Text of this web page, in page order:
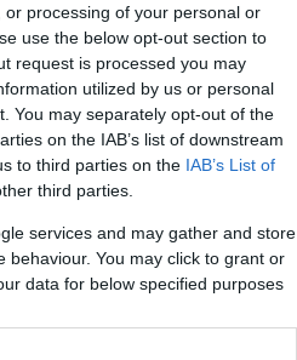
processing of your personal or
use the below opt-out section to
request is processed you may
utilized by us or personal
You may separately opt-out of the
on the IAB’s list of downstream
to third parties on the IAB’s List of
third parties.
services and may gather and store
behaviour. You may click to grant or
data for below specified purposes